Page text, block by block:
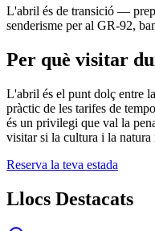
L'abril és de transició —
senderisme per al GR-92,
Per què visitar
L'abril és el punt dolç entre
pràctic de les tarifes de
és un privilegi que val la
visitar si la cultura i la
Reserva la teva estada
Llocs Destacats